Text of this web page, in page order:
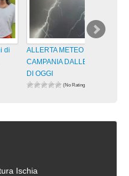
di
ALLERTA METEO GIALLA IN
CAMPANIA DALLE 13 ALLE 21
DI OGGI
(No Ratings Yet)
Ischia